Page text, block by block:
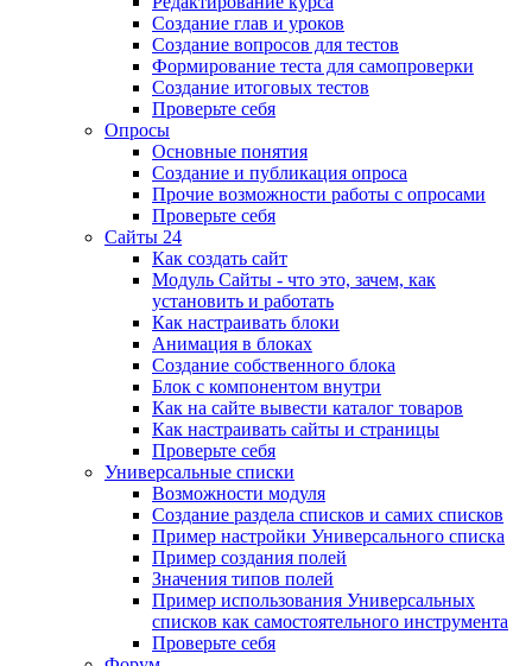
Создание глав и уроков
Создание вопросов для тестов
Формирование теста для самопроверки
Создание итоговых тестов
Проверьте себя
Опросы
Основные понятия
Создание и публикация опроса
Прочие возможности работы с опросами
Проверьте себя
Сайты 24
Как создать сайт
Модуль Сайты - что это, зачем, как
установить и работать
Как настраивать блоки
Анимация в блоках
Создание собственного блока
Блок с компонентом внутри
Как на сайте вывести каталог товаров
Как настраивать сайты и страницы
Проверьте себя
Универсальные списки
Возможности модуля
Создание раздела списков и самих списков
Пример настройки Универсального списка
Пример создания полей
Значения типов полей
Пример использования Универсальных
списков как самостоятельного инструмента
Проверьте себя